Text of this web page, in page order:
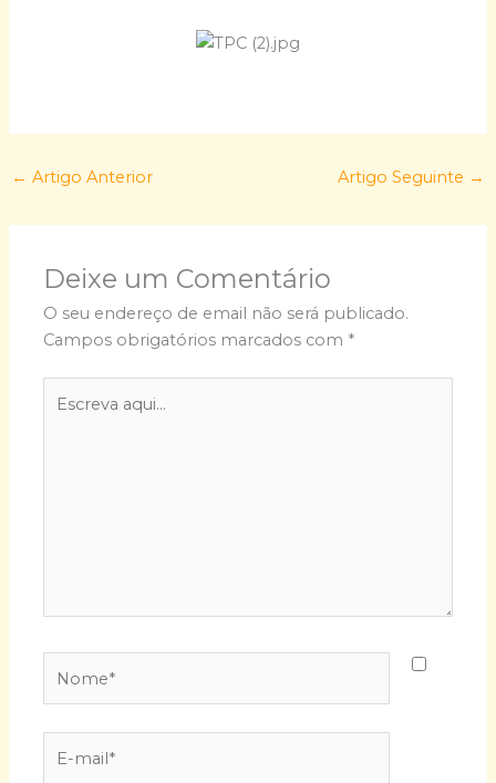
← Artigo Anterior Artigo Seguinte →
Deixe um Comentário
O seu endereço de email não será publicado.
Campos obrigatórios marcados com *
aqui...
mail*